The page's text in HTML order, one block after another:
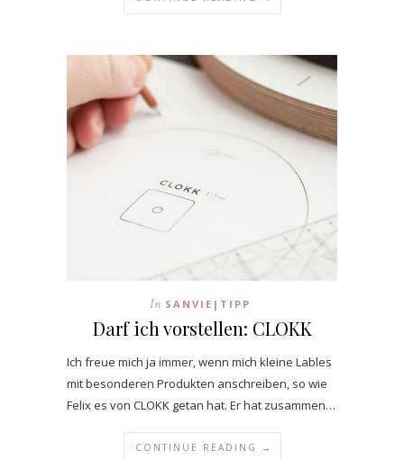
In SANVIE|TIPP
Darf ich vorstellen: CLOKK
Ich freue mich ja immer, wenn mich kleine Lables
mit besonderen Produkten anschreiben, so wie
Felix es von CLOKK getan hat. Er hat zusammen…
CONTINUE READING →